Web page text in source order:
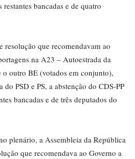
bancadas e de quatro
resolução que recomendavam ao
na A23 – Autoestrada da
outro BE (votados em conjunto),
PSD e PS, a abstenção do CDS-PP
bancadas e de três deputados do
plenário, a Assembleia da República
que recomendava ao Governo a